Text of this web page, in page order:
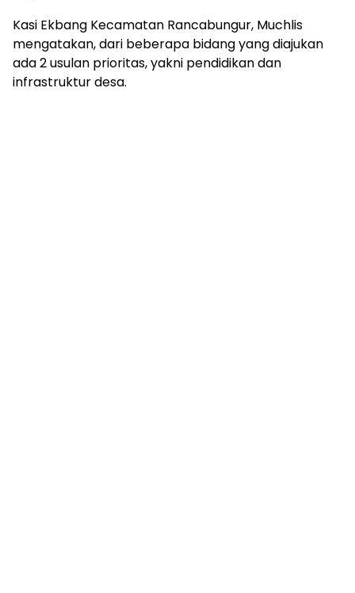
Kasi Ekbang Kecamatan Rancabungur, Muchlis
mengatakan, dari beberapa bidang yang diajukan
ada 2 usulan prioritas, yakni pendidikan dan
infrastruktur desa.